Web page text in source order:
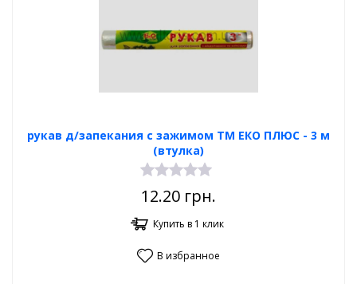
рукав д/запекания с зажимом TM ЕКО ПЛЮС - 3 м
(втулка)
12.20 грн.
Купить в 1 клик
В избранное